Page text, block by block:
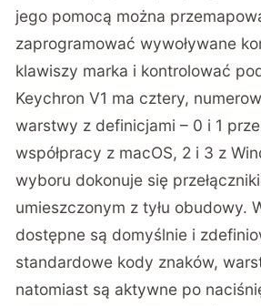
jego pomocą można
zaprogramować wywoływane
klawiszy marka i kontrolować
Keychron V1 ma cztery,
warstwy z definicjami – 0 i 1
współpracy z macOS, 2 i 3 z
wyboru dokonuje się
umieszczonym z tyłu obudowy.
dostępne są domyślnie i
standardowe kody znaków,
natomiast są aktywne po